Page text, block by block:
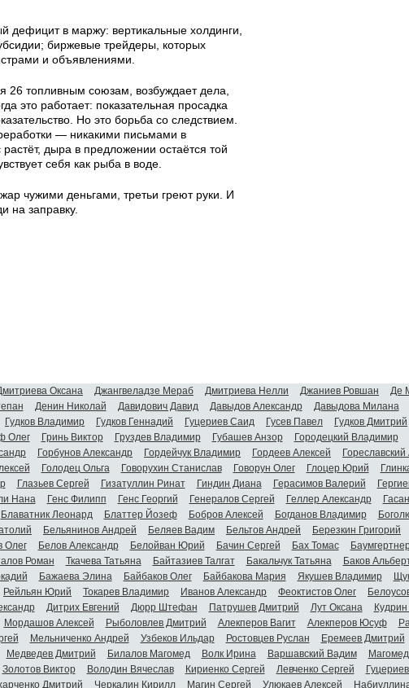
дефицит в маржу: вертикальные холдинги,
биржевые трейдеры, которых
и объявлениями.
26 топливным союзам, возбуждает дела,
это работает: показательная просадка
Но это борьба со следствием.
— никакими письмами в
дыра в предложении остаётся той
себя как рыба в воде.
чужими деньгами, третьи греют руки. И
на заправку.
Оксана Джангвеладзе Мераб Дмитриева Нелли Джаниев Ровшан
Де
Денин Николай Давидович Давид Давыдов Александр Давыдова Милана
Гудков Владимир Гудков Геннадий Гуцериев Саид Гусев Павел Гудков Дмитрий
Олег Гринь Виктор Груздев Владимир Губашев Анзор Городецкий Владимир
Горбунов Александр Гордейчук Владимир Гордеев Алексей
Гореславский
Голодец Ольга Говорухин Станислав Говорун Олег Глоцер Юрий
Глазьев Сергей Гизатуллин Ринат Гиндин Диана Герасимов Валерий
Нана Генс Филипп Генс Георгий Генералов Сергей Геллер Александр
Блаватник Леонард Блаттер Йозеф Бобров Алексей Богданов Владимир
Бельянинов Андрей Беляев Вадим Бельтов Андрей Березкин Григорий
Олег Белов Александр Белойван Юрий Бачин Сергей Бах Томас
Роман Ткачева Татьяна Байтазиев Талгат Бакальчук Татьяна Баков
Бажаева Элина Байбаков Олег Байбакова Мария Якушев Владимир
Рейльян Юрий Токарев Владимир Иванов Александр Феоктистов Олег
Дитрих Евгений Дюрр Штефан Патрушев Дмитрий Лут Оксана
Мордашов Алексей Рыболовлев Дмитрий Алекперов Вагит Алекперов Юсуф
Мельниченко Андрей Узбеков Ильдар Ростовцев Руслан Еремеев Дмитрий
Медведев Дмитрий Билалов Магомед Волк Ирина Варшавский Вадим
Золотов Виктор Володин Вячеслав Кириенко Сергей Левченко Сергей
Дмитрий Черкалин Кирилл Магин Сергей Улюкаев Алексей